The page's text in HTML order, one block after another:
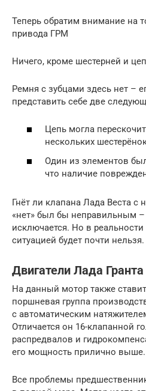
Теперь обратим внимание на
привода ГРМ
Ничего, кроме шестерней и
Ремня с зубцами здесь нет –
представить себе две
Цепь могла
нескольких
Один из элементов
что наличие
Гнёт ли клапана Лада Веста с
«нет» был бы неправильным
исключается. Но в реальности
ситуацией будет почти
Двигатели Лада
На данный мотор также
поршневая группа
с автоматическим
Отличается он 16-клапанной
распредвалов и
его мощность прилично выше.
Все проблемы